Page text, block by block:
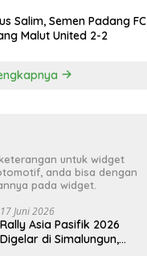
Salim, Semen Padang FC
Malut United 2-2
untuk widget
anda bisa dengan
pada widget.
17 Juni 2026
Rally Asia Pasifik 2026
Digelar di Simalungun,